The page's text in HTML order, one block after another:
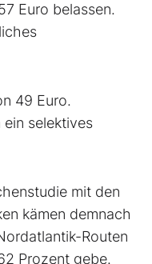
Euro belassen.
49 Euro.
selektives
mit den
kämen demnach
Routen
Prozent gebe.